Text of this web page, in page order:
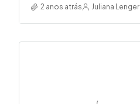
2 anos atrás Juliana Lenger